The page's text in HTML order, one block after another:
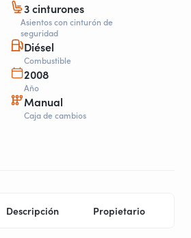
3 cinturones
Asientos con cinturón de
seguridad
Diésel
Combustible
2008
Año
Manual
Caja de cambios
Descripción Propietario